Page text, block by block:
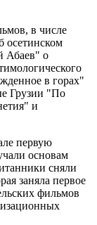
в числе
Абаев" о
в горах"
Грузии "По
и
первую
основам
сняли
заняла первое
фильмов